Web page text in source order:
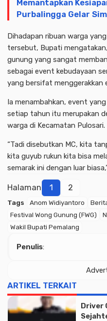
Memantapkan
Purbalingga Gelar
Dihadapan ribuan warga
tersebut, Bupati
gunung yang sangat
sebagai event kebudayaan
yang bersifat menggerakkan
Ia menambahkan, event
setiap tahun itu merupakan
warga di Kecamatan Pulosari.
“Tadi disebutkan MC, kita
kita guyub rukun kita bisa
semarak ini dengan luar
Halaman 1 2
Tags Anom Widiyantoro
Festival Wong Gunung (FWG)
Wakil Bupati Pemalang
Penulis:
ARTIKEL TERKAIT
Driver